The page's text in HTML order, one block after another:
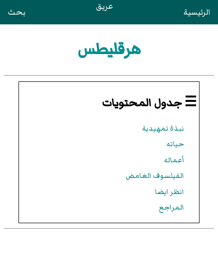
الرئيسية عريق بحث
هرقليطس
☰ جدول المحتويات
نبذة تمهيدية
حياته
أعماله
الفيلسوف الغامض
انظر ايضا
المراجع